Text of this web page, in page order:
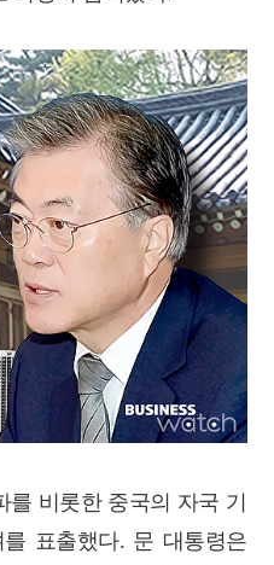
를 비롯한 중국의 자국 기
표출했다. 문 대통령은